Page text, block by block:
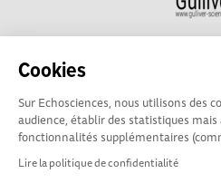
Cookies
Sur Echosciences, nous utilisons des
audience, établir des statistiques
fonctionnalités supplémentaires
Lire la politique de confidentialité
Echosciences Sud Provence-
académique pour la Recherche
Alpes-Côte d'Azur. La
vous parGulliver